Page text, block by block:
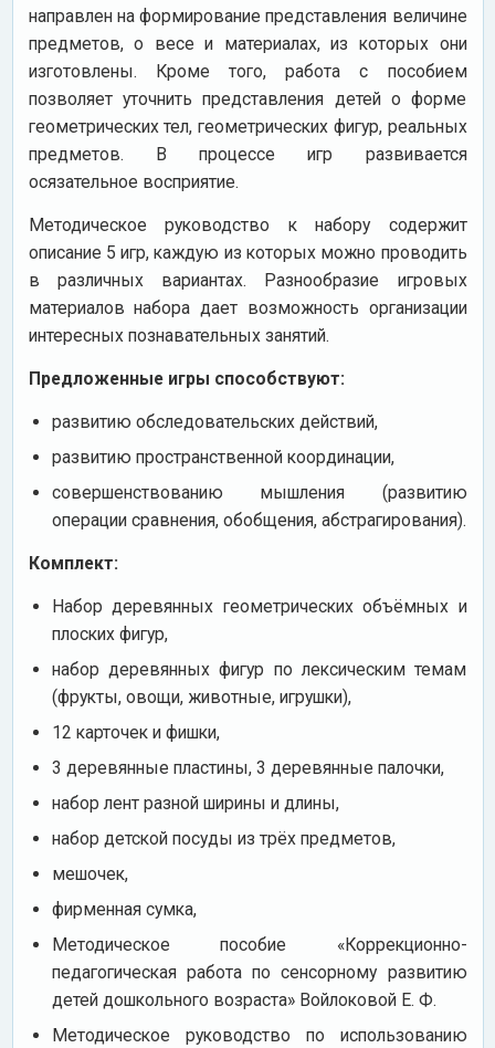
направлен на формирование представления величине
предметов, о весе и материалах, из которых они
изготовлены. Кроме того, работа с пособием
позволяет уточнить представления детей о форме
геометрических тел, геометрических фигур, реальных
предметов. В процессе игр развивается
осязательное восприятие.
Методическое руководство к набору содержит
описание 5 игр, каждую из которых можно проводить
в различных вариантах. Разнообразие игровых
материалов набора дает возможность организации
интересных познавательных занятий.
Предложенные игры способствуют:
развитию обследовательских действий,
развитию пространственной координации,
совершенствованию мышления (развитию
операции сравнения, обобщения, абстрагирования).
Комплект:
Набор деревянных геометрических объёмных и
плоских фигур,
набор деревянных фигур по лексическим темам
(фрукты, овощи, животные, игрушки),
12 карточек и фишки,
3 деревянные пластины, 3 деревянные палочки,
набор лент разной ширины и длины,
набор детской посуды из трёх предметов,
мешочек,
фирменная сумка,
Методическое пособие «Коррекционно-
педагогическая работа по сенсорному развитию
детей дошкольного возраста» Войлоковой Е. Ф.
Методическое руководство по использованию